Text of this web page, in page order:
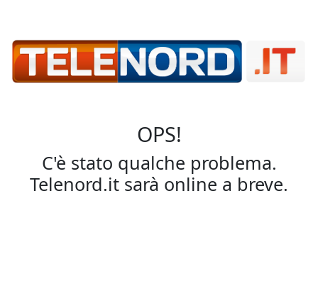
OPS!
C'è stato qualche problema.
Telenord.it sarà online a breve.